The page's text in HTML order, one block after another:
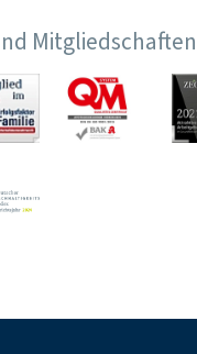
Mitgliedschaften